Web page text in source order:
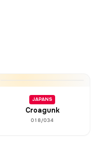
JAPANS
Croagunk
018/034